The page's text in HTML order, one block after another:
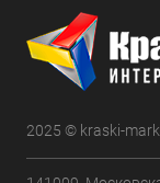
2025 © kraski-